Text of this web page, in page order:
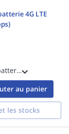
4G LTE
Routeur Hotspot sur batterie 4G LTE Cat. 4 Wi-Fi 6 (286.6 Mbps) - 1 port USB-Type C pour le recharger - Batterie 3000mAh (Autonomie de 16 heures)
au panier
les stocks